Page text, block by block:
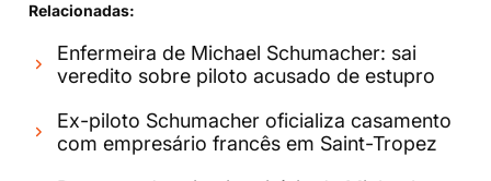
Relacionadas:
Enfermeira de Michael Schumacher: sai
veredito sobre piloto acusado de estupro
Ex-piloto Schumacher oficializa casamento
com empresário francês em Saint-Tropez